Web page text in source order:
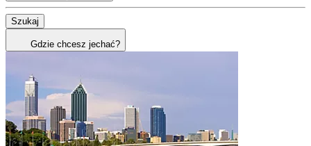
Szukaj
Gdzie chcesz jechać?